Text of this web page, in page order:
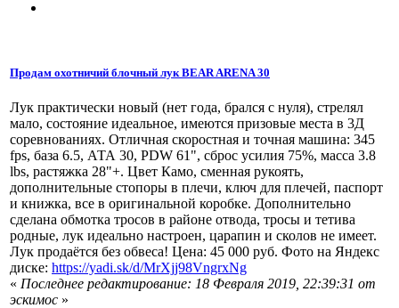
Продам охотничий блочный лук BEAR ARENA 30
Лук практически новый (нет года, брался с нуля), стрелял
мало, состояние идеальное, имеются призовые места в 3Д
соревнованиях. Отличная скоростная и точная машина: 345
fps, база 6.5, АТА 30, РDW 61", сброс усилия 75%, масса 3.8
lbs, растяжка 28"+. Цвет Камо, сменная рукоять,
дополнительные стопоры в плечи, ключ для плечей, паспорт
и книжка, все в оригинальной коробке. Дополнительно
сделана обмотка тросов в районе отвода, тросы и тетива
родные, лук идеально настроен, царапин и сколов не имеет.
Лук продаётся без обвеса! Цена: 45 000 руб. Фото на Яндекс
диске: https://yadi.sk/d/MrXjj98VngrxNg
« Последнее редактирование: 18 Февраля 2019, 22:39:31 от
эскимос »